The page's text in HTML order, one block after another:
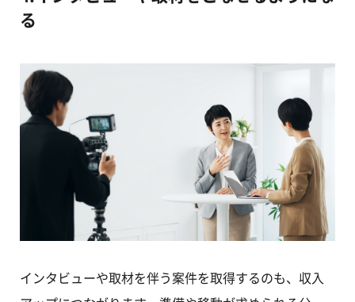
る
インタビューや取材を伴う案件を取得するのも、収入